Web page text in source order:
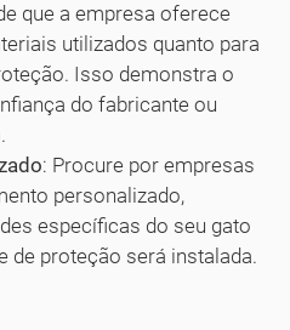
que a empresa oferece
utilizados quanto para
Isso demonstra o
do fabricante ou
: Procure por empresas
personalizado,
específicas do seu gato
de proteção será instalada.